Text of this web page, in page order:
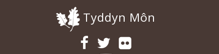
Tyddyn Môn